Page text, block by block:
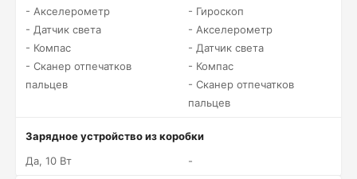
- Акселерометр
- Датчик света
- Компас
- Сканер отпечатков
пальцев
- Гироскоп
- Акселерометр
- Датчик света
- Компас
- Сканер отпечатков
пальцев
Зарядное устройство из коробки
Да, 10 Вт
-